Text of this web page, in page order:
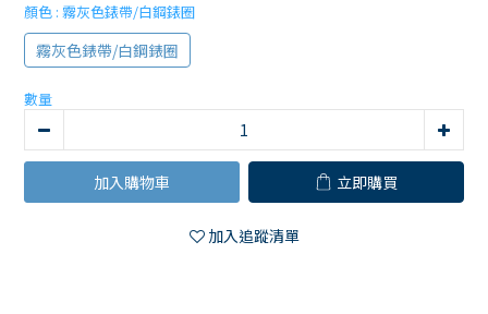
顏色 : 霧灰色錶帶/白鋼錶圈
霧灰色錶帶/白鋼錶圈
數量
加入購物車 立即購買
加入追蹤清單